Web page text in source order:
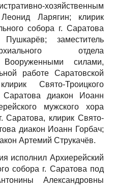
хозяйственным
Ларягин; клирик
собора г. Саратова
заместитель
отдела
силами,
работе Саратовской
Свято-Троицкого
Саратова диакон Иоанн
мужского хора
Саратова, клирик Свято-
диакон Иоанн Горбач;
Артемий Струкачёв.
исполнил Архиерейский
собора г. Саратова под
Александровны